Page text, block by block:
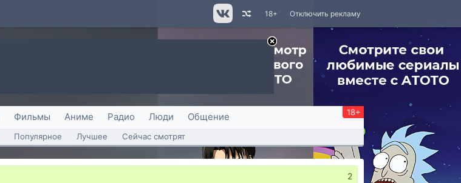
Отключить рекламу
18+
Фильмы Аниме Радио Люди Общение 18+
Популярное Лучшее Сейчас смотрят
2